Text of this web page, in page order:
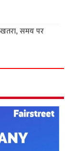
समय पर